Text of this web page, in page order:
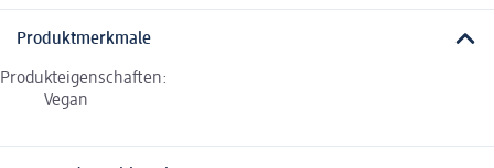
Produktmerkmale
Produkteigenschaften:
Vegan